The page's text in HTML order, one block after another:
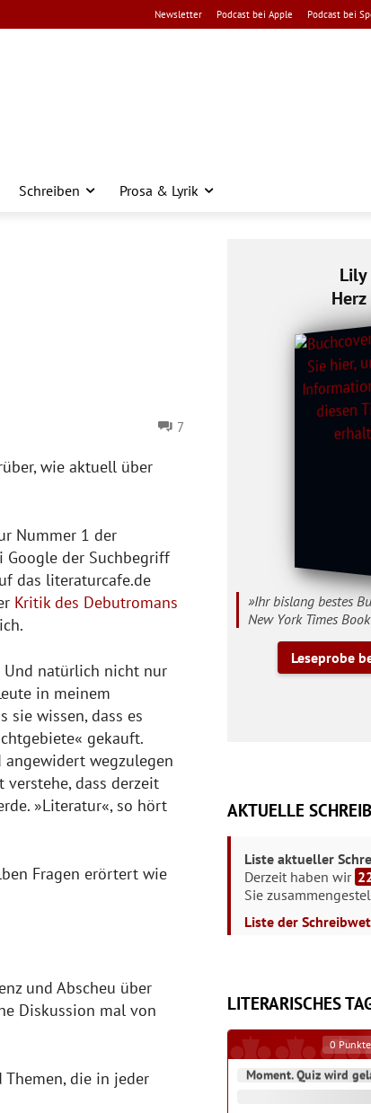
Newsletter Podcast bei Apple Podcast bei
Schreiben Prosa & Lyrik
7
wie aktuell über
Nummer 1 der
Google der Suchbegriff
das literaturcafe.de
Kritik des Debutromans
Und natürlich nicht nur
in meinem
sie wissen, dass es
gekauft.
wegzulegen
dass derzeit
»Literatur«, so hört
Fragen erörtert wie
und Abscheu über
Diskussion mal von
die in jeder
Lily
»Ihr bislang bestes
New York Times
Leseprobe
AKTUELLE
Liste aktueller
Derzeit haben wir
Sie
Liste der
LITERARISCHES
0 Punkte
Moment. Quiz wird